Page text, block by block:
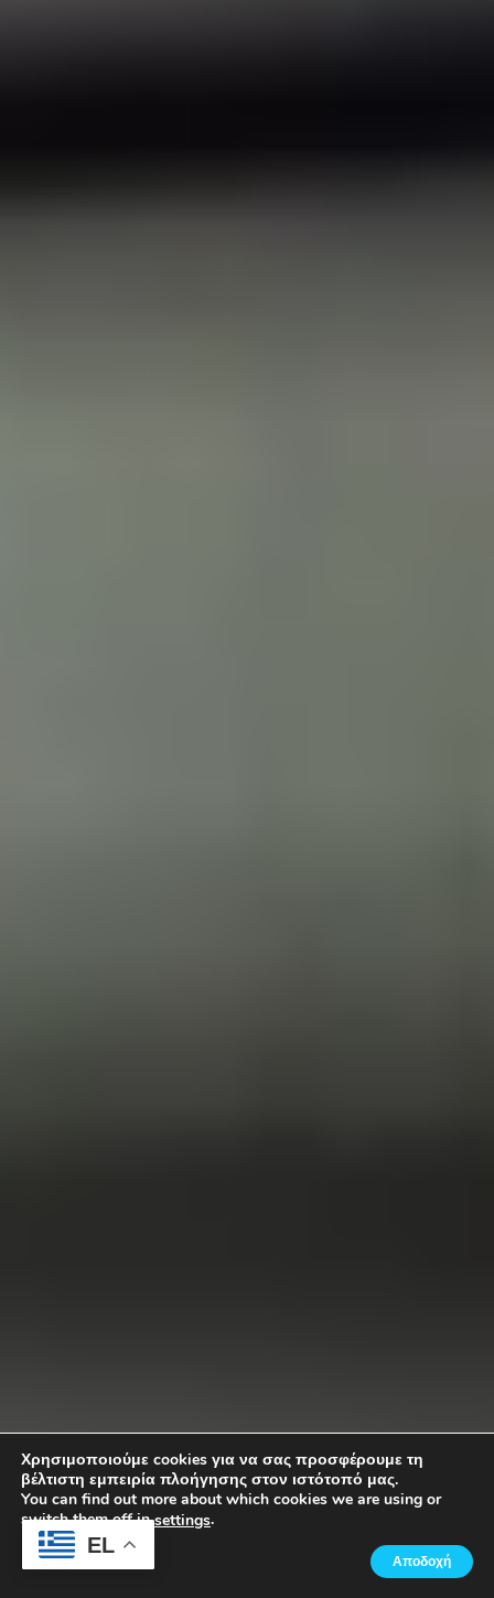
EL
Χρησιμοποιούμε cookies για να σας προσφέρουμε τη
βέλτιστη εμπειρία πλοήγησης στον ιστότοπό μας.
You can find out more about which cookies we are using or
switch them off insettings.
Αποδοχή